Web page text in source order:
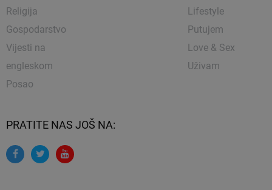
Religija
Gospodarstvo
Vijesti na
engleskom
Posao
Lifestyle
Putujem
Love & Sex
Uživam
PRATITE NAS JOŠ NA: